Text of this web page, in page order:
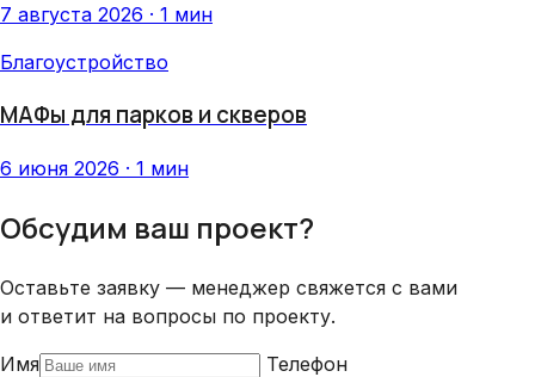
7 августа 2026 · 1 мин
Благоустройство
МАФы для парков и скверов
6 июня 2026 · 1 мин
Обсудим ваш проект?
Оставьте заявку — менеджер свяжется с вами
и ответит на вопросы по проекту.
Имя
Телефон